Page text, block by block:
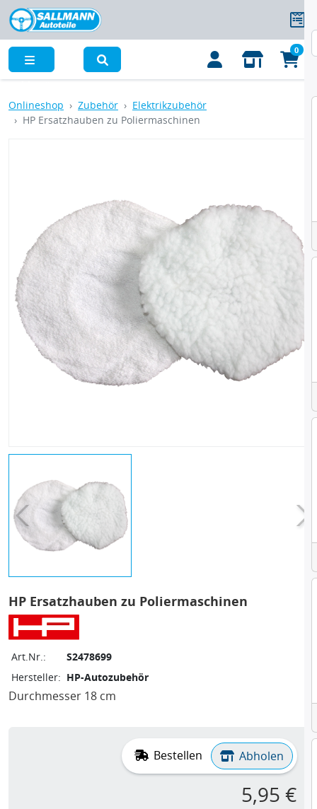
0
Onlineshop Zubehör
Elektrikzubehör
HP Ersatzhauben zu Poliermaschinen
HP Ersatzhauben zu Poliermaschinen
Art.Nr.:
S2478699
Hersteller: HP-Autozubehör
Durchmesser 18 cm
Bestellen Abholen
5,95 €